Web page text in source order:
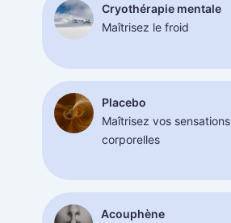
Cryothérapie mentale
Maîtrisez le froid
Placebo
Maîtrisez vos sensations
corporelles
Acouphène